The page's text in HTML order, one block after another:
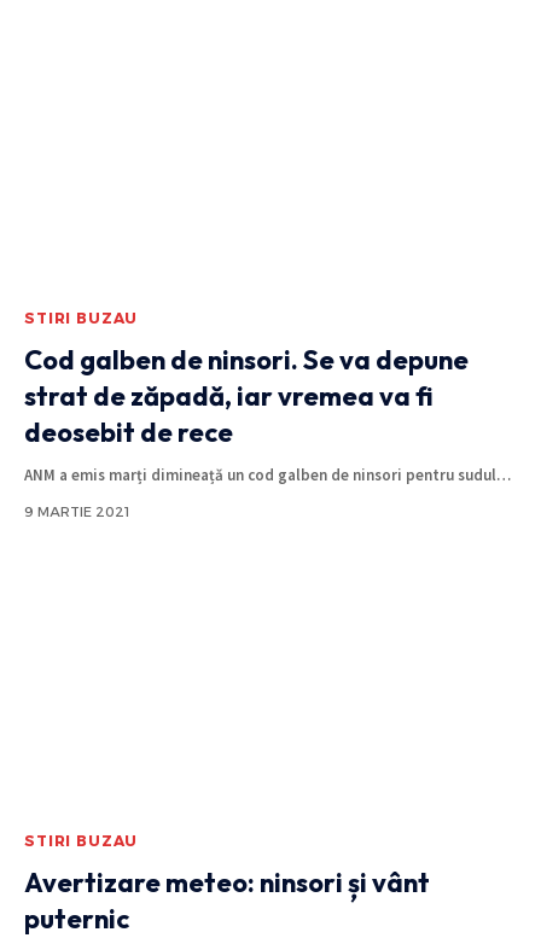
STIRI BUZAU
Cod galben de ninsori. Se va depune
strat de zăpadă, iar vremea va fi
deosebit de rece
ANM a emis marți dimineață un cod galben de ninsori pentru sudul…
9 MARTIE 2021
STIRI BUZAU
Avertizare meteo: ninsori și vânt
puternic